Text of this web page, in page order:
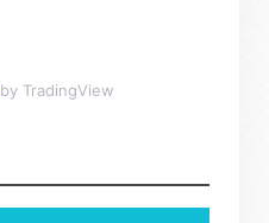
by TradingView